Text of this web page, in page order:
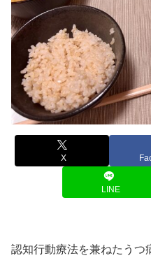
X
LINE
認知行動療法を兼ねたうつ